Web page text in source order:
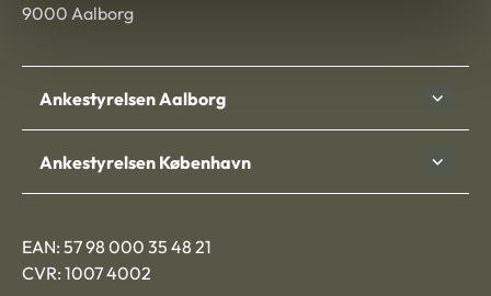
9000 Aalborg
Ankestyrelsen Aalborg
Ankestyrelsen København
EAN: 57 98 000 35 48 21
CVR: 1007 4002